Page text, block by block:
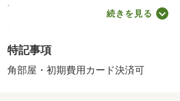
は良和ハウスまで！！・★広島のお部
ス！管理戸数中四国エリアＮｏ．１★
ン、お電話でご提案・ご内覧可能☆お
内も行ってます♪/カギ交換代 19800円
続きを見る
特記事項
角部屋・初期費用カード決済可